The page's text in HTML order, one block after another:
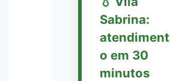
Sabrina:
atendiment
o em 30
minutos